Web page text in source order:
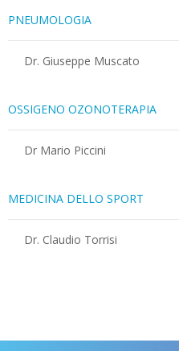
PNEUMOLOGIA
Dr. Giuseppe Muscato
OSSIGENO OZONOTERAPIA
Dr Mario Piccini
MEDICINA DELLO SPORT
Dr. Claudio Torrisi